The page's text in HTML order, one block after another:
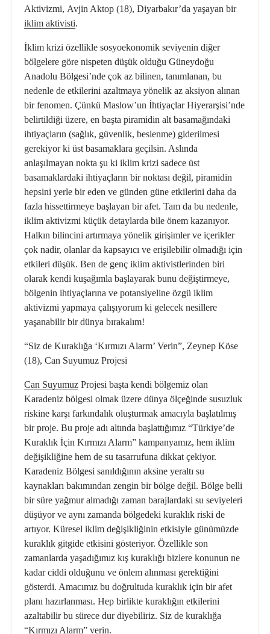
Aktivizmi, Avjin Aktop (18), Diyarbakır’da yaşayan bir
iklim aktivisti.
İklim krizi özellikle sosyoekonomik seviyenin diğer
bölgelere göre nispeten düşük olduğu Güneydoğu
Anadolu Bölgesi’nde çok az bilinen, tanımlanan, bu
nedenle de etkilerini azaltmaya yönelik az aksiyon alınan
bir fenomen. Çünkü Maslow’un İhtiyaçlar Hiyerarşisi’nde
belirtildiği üzere, en başta piramidin alt basamağındaki
ihtiyaçların (sağlık, güvenlik, beslenme) giderilmesi
gerekiyor ki üst basamaklara geçilsin. Aslında
anlaşılmayan nokta şu ki iklim krizi sadece üst
basamaklardaki ihtiyaçların bir noktası değil, piramidin
hepsini yerle bir eden ve günden güne etkilerini daha da
fazla hissettirmeye başlayan bir afet. Tam da bu nedenle,
iklim aktivizmi küçük detaylarda bile önem kazanıyor.
Halkın bilincini artırmaya yönelik girişimler ve içerikler
çok nadir, olanlar da kapsayıcı ve erişilebilir olmadığı için
etkileri düşük. Ben de genç iklim aktivistlerinden biri
olarak kendi kuşağımla başlayarak bunu değiştirmeye,
bölgenin ihtiyaçlarına ve potansiyeline özgü iklim
aktivizmi yapmaya çalışıyorum ki gelecek nesillere
yaşanabilir bir dünya bırakalım!
“Siz de Kuraklığa ‘Kırmızı Alarm’ Verin”, Zeynep Köse
(18), Can Suyumuz Projesi
Can Suyumuz Projesi başta kendi bölgemiz olan
Karadeniz bölgesi olmak üzere dünya ölçeğinde susuzluk
riskine karşı farkındalık oluşturmak amacıyla başlatılmış
bir proje. Bu proje adı altında başlattığımız “Türkiye’de
Kuraklık İçin Kırmızı Alarm” kampanyamız, hem iklim
değişikliğine hem de su tasarrufuna dikkat çekiyor.
Karadeniz Bölgesi sanıldığının aksine yeraltı su
kaynakları bakımından zengin bir bölge değil. Bölge belli
bir süre yağmur almadığı zaman barajlardaki su seviyeleri
düşüyor ve aynı zamanda bölgedeki kuraklık riski de
artıyor. Küresel iklim değişikliğinin etkisiyle günümüzde
kuraklık gitgide etkisini gösteriyor. Özellikle son
zamanlarda yaşadığımız kış kuraklığı bizlere konunun ne
kadar ciddi olduğunu ve önlem alınması gerektiğini
gösterdi. Amacımız bu doğrultuda kuraklık için bir afet
planı hazırlanması. Hep birlikte kuraklığın etkilerini
azaltabilir bu sürece dur diyebiliriz. Siz de kuraklığa
“Kırmızı Alarm” verin.